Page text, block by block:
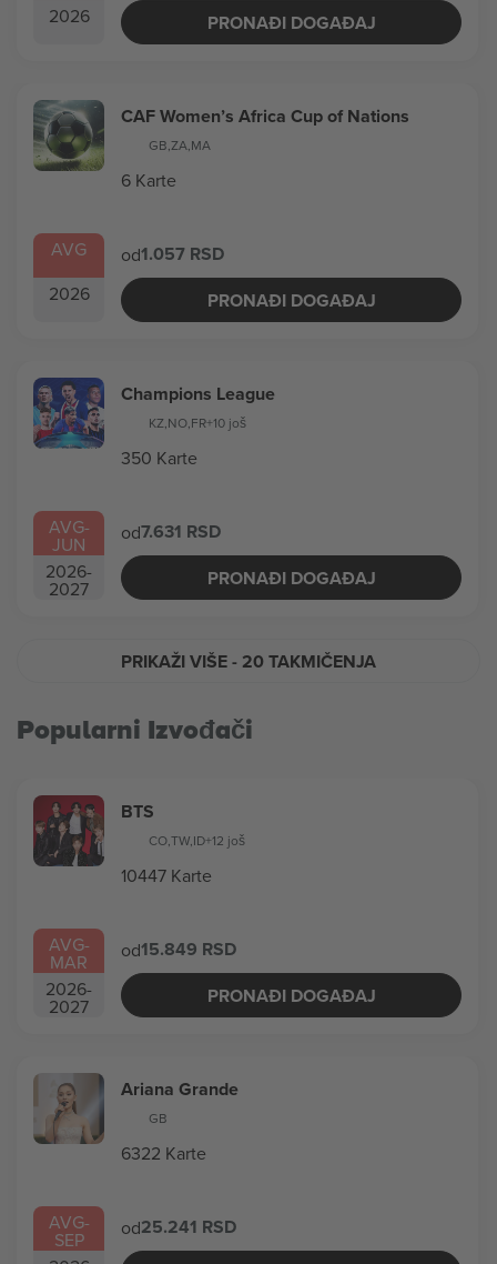
2026
PRONAĐI DOGAĐAJ
AVG
2026
CAF Women’s Africa Cup of Nations
GB,ZA,MA
6 Karte
od1.057 RSD
PRONAĐI DOGAĐAJ
AVG-
JUN
2026-
2027
Champions League
KZ,NO,FR+10 još
350 Karte
od7.631 RSD
PRONAĐI DOGAĐAJ
PRIKAŽI VIŠE- 20 TAKMIČENJA
Popularni Izvođači
AVG-
MAR
2026-
2027
BTS
CO,TW,ID+12 još
10447 Karte
od15.849 RSD
PRONAĐI DOGAĐAJ
AVG-
SEP
Ariana Grande
GB
6322 Karte
od25.241 RSD